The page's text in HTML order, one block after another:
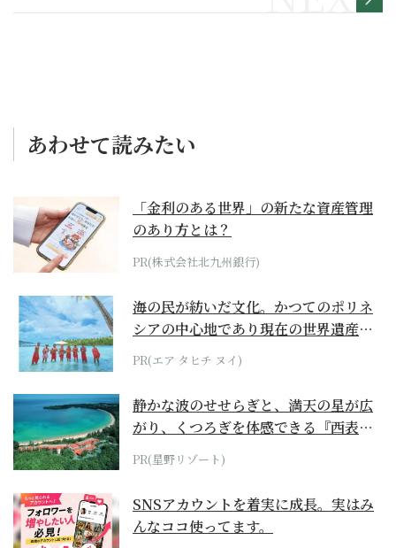
柄ネックウォーマー」
あわせて読みたい
「金利のある世界」の新たな資産管理
のあり方とは？
PR(株式会社北九州銀行)
海の民が紡いだ文化。かつてのポリネ
シアの中心地であり現在の世界遺産か
らみえてくる...
PR(エア タヒチ ヌイ)
静かな波のせせらぎと、満天の星が広
がり、くつろぎを体感できる『西表島
ホテル by...
PR(星野リゾート)
SNSアカウントを着実に成長。実はみ
んなココ使ってます。